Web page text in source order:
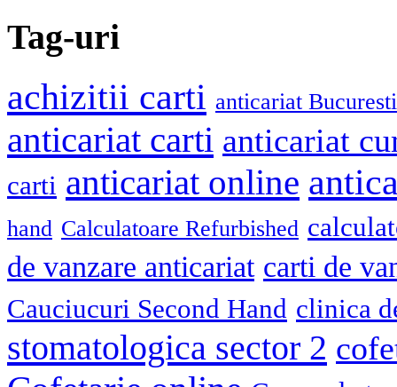
Tag-uri
achizitii carti anticariat Bucuresti
anticariat carti anticariat
carti anticariat online
hand Calculatoare Refurbished
de vanzare anticariat carti de
Cauciucuri Second Hand clinica
stomatologica sector 2